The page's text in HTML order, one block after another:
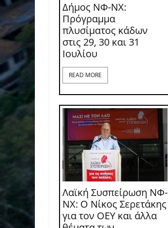
Δήμος ΝΦ-ΝΧ:
Πρόγραμμα
πλυσίματος κάδων
στις 29, 30 και 31
Ιουλίου
READ MORE
Λαϊκή Συσπείρωση ΝΦ-
ΝΧ: O Νίκος Σερετάκης
για τον ΟΕΥ και άλλα